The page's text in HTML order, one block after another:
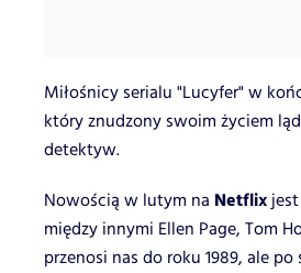
Miłośnicy serialu "Lucyfer" w
który znudzony swoim życiem
detektyw.
Nowością w lutym na Netflix
między innymi Ellen Page, Tom
przenosi nas do roku 1989, ale